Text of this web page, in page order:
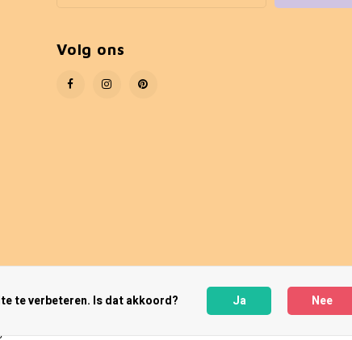
Volg ons
te verbeteren. Is dat akkoord? Ja Nee